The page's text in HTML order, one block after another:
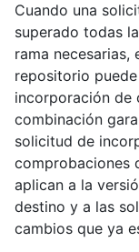
Cuando una
superado todas
rama necesarias,
repositorio
incorporación de
combinación
solicitud de
comprobaciones
aplican a la
destino y a las
cambios que ya